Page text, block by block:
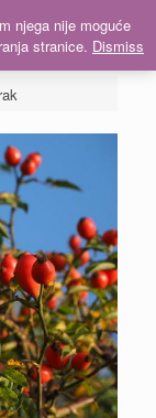
Menu
njega nije moguće
stranice. Dismiss